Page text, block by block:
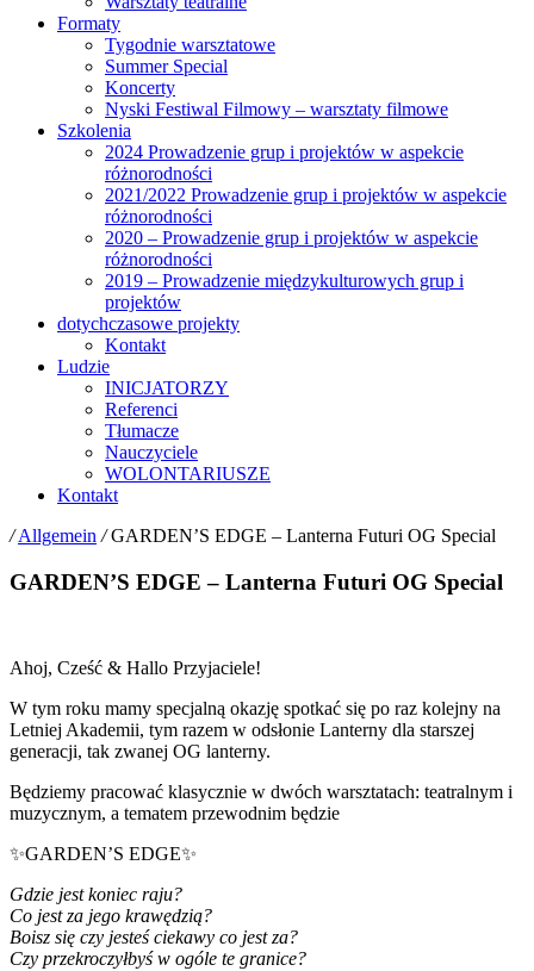
Formaty
Tygodnie warsztatowe
Summer Special
Koncerty
Nyski Festiwal Filmowy – warsztaty filmowe
Szkolenia
2024 Prowadzenie grup i projektów w aspekcie
różnorodności
2021/2022 Prowadzenie grup i projektów w aspekcie
różnorodności
2020 – Prowadzenie grup i projektów w aspekcie
różnorodności
2019 – Prowadzenie międzykulturowych grup i
projektów
dotychczasowe projekty
Kontakt
Ludzie
INICJATORZY
Referenci
Tłumacze
Nauczyciele
WOLONTARIUSZE
Kontakt
/ Allgemein / GARDEN’S EDGE – Lanterna Futuri OG Special
GARDEN’S EDGE – Lanterna Futuri OG Special
Ahoj, Cześć & Hallo Przyjaciele!
W tym roku mamy specjalną okazję spotkać się po raz kolejny na
Letniej Akademii, tym razem w odsłonie Lanterny dla starszej
generacji, tak zwanej OG lanterny.
Będziemy pracować klasycznie w dwóch warsztatach: teatralnym i
muzycznym, a tematem przewodnim będzie
✨GARDEN’S EDGE✨
Gdzie jest koniec raju?
Co jest za jego krawędzią?
Boisz się czy jesteś ciekawy co jest za?
Czy przekroczyłbyś w ogóle te granice?